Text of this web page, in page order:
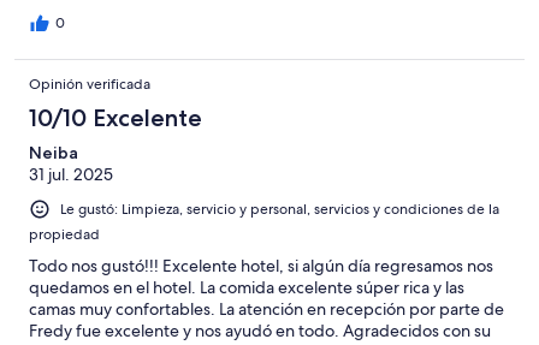
0
Opinión verificada
10/10 Excelente
Neiba
31 jul. 2025
Le gustó: Limpieza, servicio y personal, servicios y condiciones de la
propiedad
Todo nos gustó!!! Excelente hotel, si algún día regresamos nos
quedamos en el hotel. La comida excelente súper rica y las
camas muy confortables. La atención en recepción por parte de
Fredy fue excelente y nos ayudó en todo. Agradecidos con su